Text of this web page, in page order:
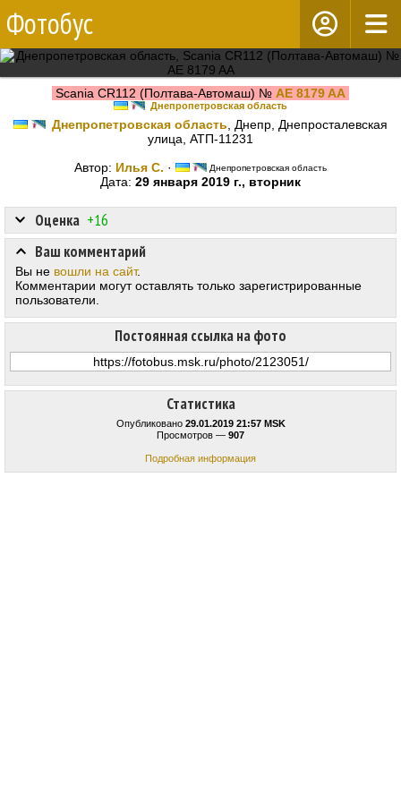
Фотобус
Scania CR112 (Полтава-Автомаш) № AE 8179 AA
Днепропетровская область
Днепропетровская область , Днепр, Днепросталевская
улица, АТП-11231
Автор: Илья С. · Днепропетровская область
Дата: 29 января 2019 г., вторник
Статистика
Опубликовано 29.01.2019 21:57 MSK
Просмотров — 907
Подробная информация
Оценка +16
Постоянная ссылка на фото
Ваш комментарий
Вы не вошли на сайт.
Комментарии могут оставлять только зарегистрированные
пользователи.